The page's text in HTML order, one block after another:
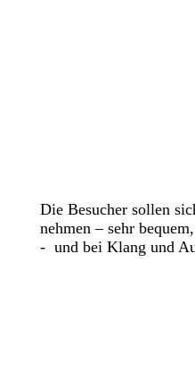
Die Besucher sollen
nehmen – sehr
- und bei Klang und